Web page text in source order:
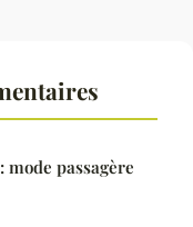
passagère